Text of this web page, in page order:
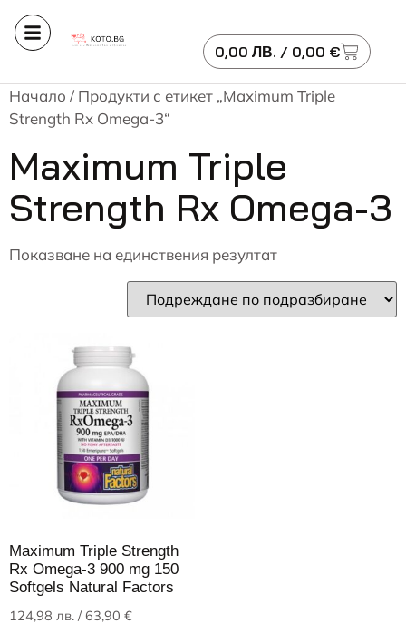
0,00 ЛВ. / 0,00 €
Начало / Продукти с етикет „Maximum Triple
Strength Rx Omega-3“
Maximum Triple
Strength Rx Omega-3
Показване на единствения резултат
Maximum Triple Strength
Rx Omega-3 900 mg 150
Softgels Natural Factors
124,98 лв. / 63,90 €